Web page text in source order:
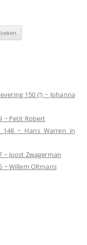
150 (!) ~ Johanna
~ Petit Robert
~ Hans Warren in
Joost Zwagerman
~ Willem Oltmans